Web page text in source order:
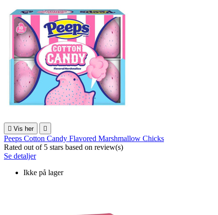
 Vis her 
Peeps Cotton Candy Flavored Marshmallow Chicks
Rated out of 5 stars based on review(s)
Se detaljer
Ikke på lager